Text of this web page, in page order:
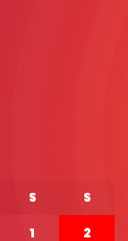
S S
1 2